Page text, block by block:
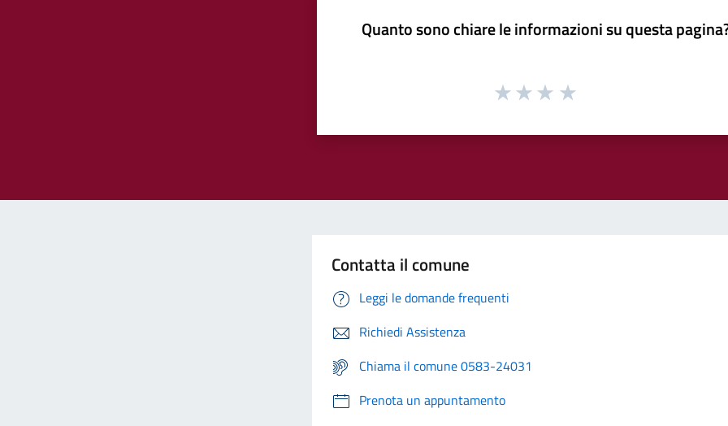
Quanto sono chiare le informazioni su questa
Contatta il comune
Leggi le domande frequenti
Richiedi Assistenza
Chiama il comune 0583-24031
Prenota un appuntamento